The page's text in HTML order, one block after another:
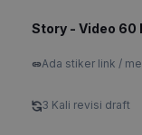
Story - Video 60
Ada stiker link /
3 Kali revisi draft